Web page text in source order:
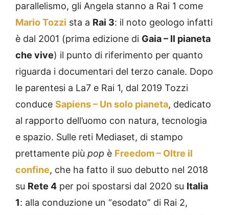
parallelismo, gli Angela stanno a Rai 1 come
Mario Tozzi sta a Rai 3: il noto geologo infatti
è dal 2001 (prima edizione di Gaia – Il pianeta
che vive) il punto di riferimento per quanto
riguarda i documentari del terzo canale. Dopo
le parentesi a La7 e Rai 1, dal 2019 Tozzi
conduce Sapiens – Un solo pianeta, dedicato
al rapporto dell’uomo con natura, tecnologia
e spazio. Sulle reti Mediaset, di stampo
prettamente più pop è Freedom – Oltre il
confine, che ha fatto il suo debutto nel 2018
su Rete 4 per poi spostarsi dal 2020 su Italia
1: alla conduzione un “esodato” di Rai 2,